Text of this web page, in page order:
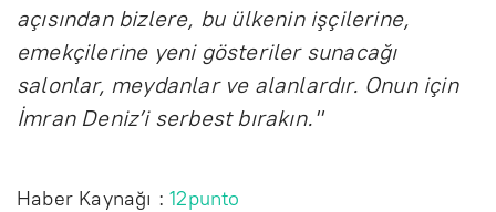
açısından bizlere, bu ülkenin işçilerine,
emekçilerine yeni gösteriler sunacağı
salonlar, meydanlar ve alanlardır. Onun için
İmran Deniz’i serbest bırakın."
Haber Kaynağı :12punto